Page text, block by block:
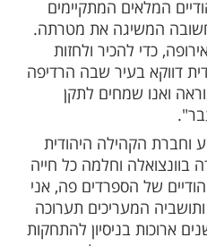
נפתחו
היהודי
הכיל מוזמנים
מסורתיים
שהציגה תיעודים